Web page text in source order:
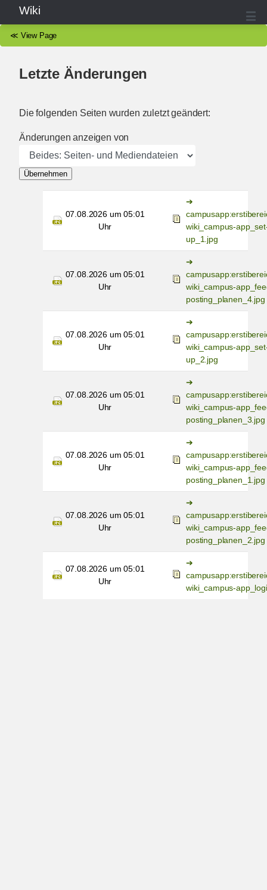
Wiki
≪ View Page
Letzte Änderungen
Die folgenden Seiten wurden zuletzt geändert:
Änderungen anzeigen von
Übernehmen
07.08.2026 um 05:01
Uhr
wiki_campus-
up_1.jpg
07.08.2026 um 05:01
Uhr
wiki_campus-
posting_planen_4.jpg
07.08.2026 um 05:01
Uhr
wiki_campus-
up_2.jpg
07.08.2026 um 05:01
Uhr
wiki_campus-
posting_planen_3.jpg
07.08.2026 um 05:01
Uhr
wiki_campus-
posting_planen_1.jpg
07.08.2026 um 05:01
Uhr
wiki_campus-
posting_planen_2.jpg
07.08.2026 um 05:01
Uhr
wiki_campus-